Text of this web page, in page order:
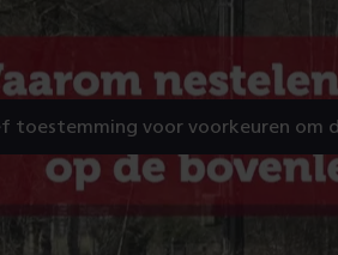
toestemming voor voorkeuren om